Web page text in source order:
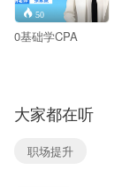
50
0基础学CPA
大家都在听
职场提升